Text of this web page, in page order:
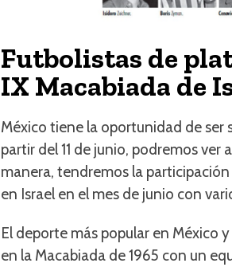
Futbolistas de
IX Macabiada de
México tiene la oportunidad de ser
partir del 11 de junio, podremos
manera, tendremos la
en Israel en el mes de junio con
El deporte más popular en México
en la Macabiada de 1965 con un